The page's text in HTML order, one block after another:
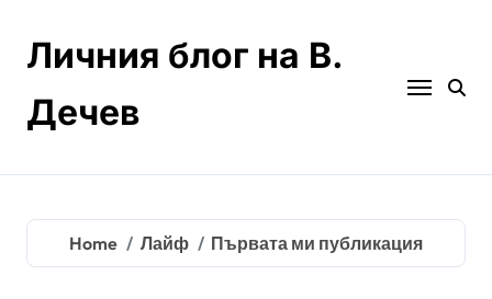
contentЛичния блог на В.
Дечев
Home Лайф Първата ми публикация